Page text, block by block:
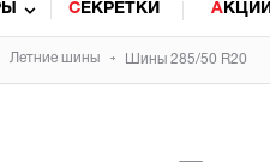
СЕКРЕТКИ
Летние шины Шины 285/50 R20